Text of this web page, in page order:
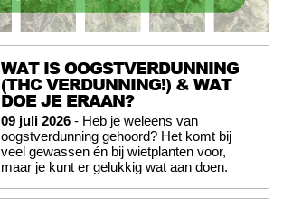
WAT IS OOGSTVERDUNNING
(THC VERDUNNING!) & WAT
DOE JE ERAAN?
09 juli 2026 - Heb je weleens van
oogstverdunning gehoord? Het komt bij
veel gewassen én bij wietplanten voor,
maar je kunt er gelukkig wat aan doen.